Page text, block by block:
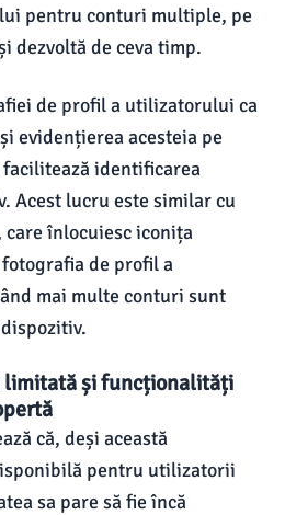
pentru conturi multiple, pe
dezvoltă de ceva timp.
de profil a utilizatorului ca
evidențierea acesteia pe
facilitează identificarea
Acest lucru este similar cu
care înlocuiesc iconița
de profil a
mai multe conturi sunt
și funcționalități
că, deși această
pentru utilizatorii
sa pare să fie încă